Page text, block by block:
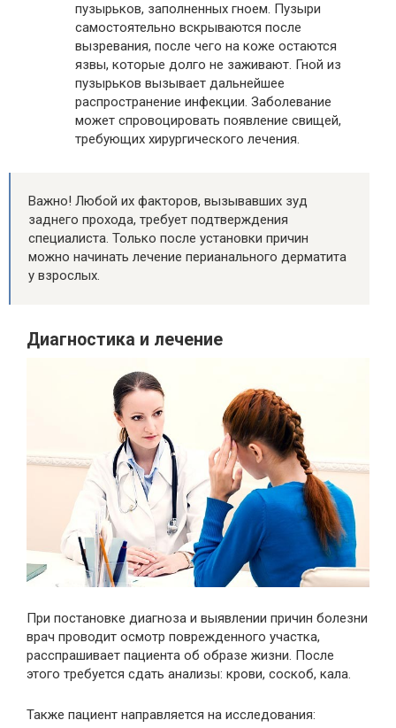
пузырьков, заполненных гноем. Пузыри
самостоятельно вскрываются после
вызревания, после чего на коже остаются
язвы, которые долго не заживают. Гной из
пузырьков вызывает дальнейшее
распространение инфекции. Заболевание
может спровоцировать появление свищей,
требующих хирургического лечения.
Важно! Любой их факторов, вызывавших зуд
заднего прохода, требует подтверждения
специалиста. Только после установки причин
можно начинать лечение перианального дерматита
у взрослых.
Диагностика и лечение
При постановке диагноза и выявлении причин болезни
врач проводит осмотр поврежденного участка,
расспрашивает пациента об образе жизни. После
этого требуется сдать анализы: крови, соскоб, кала.
Также пациент направляется на исследования: